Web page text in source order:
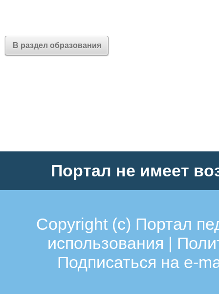
11
самодержавию и
парламентаризма»
Данные рекомендации
преподавания одной из
самых сложных тем курса
Сложность заключается
В раздел образования
Портал не имеет
Copyright (c) Портал
использования |
Подписаться на e-